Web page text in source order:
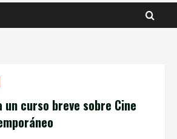
curso breve sobre Cine